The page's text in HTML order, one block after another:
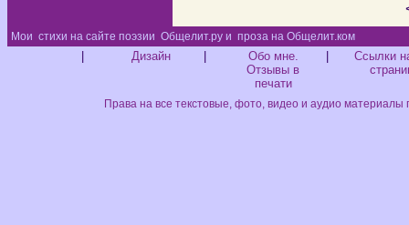
Мои стихи на сайте поэзии Общелит.ру и проза на Общелит.ком
Дизайн
Обо мне.
Отзывы в
печати
Ссылки
Права на все текстовые, фото, видео и аудио